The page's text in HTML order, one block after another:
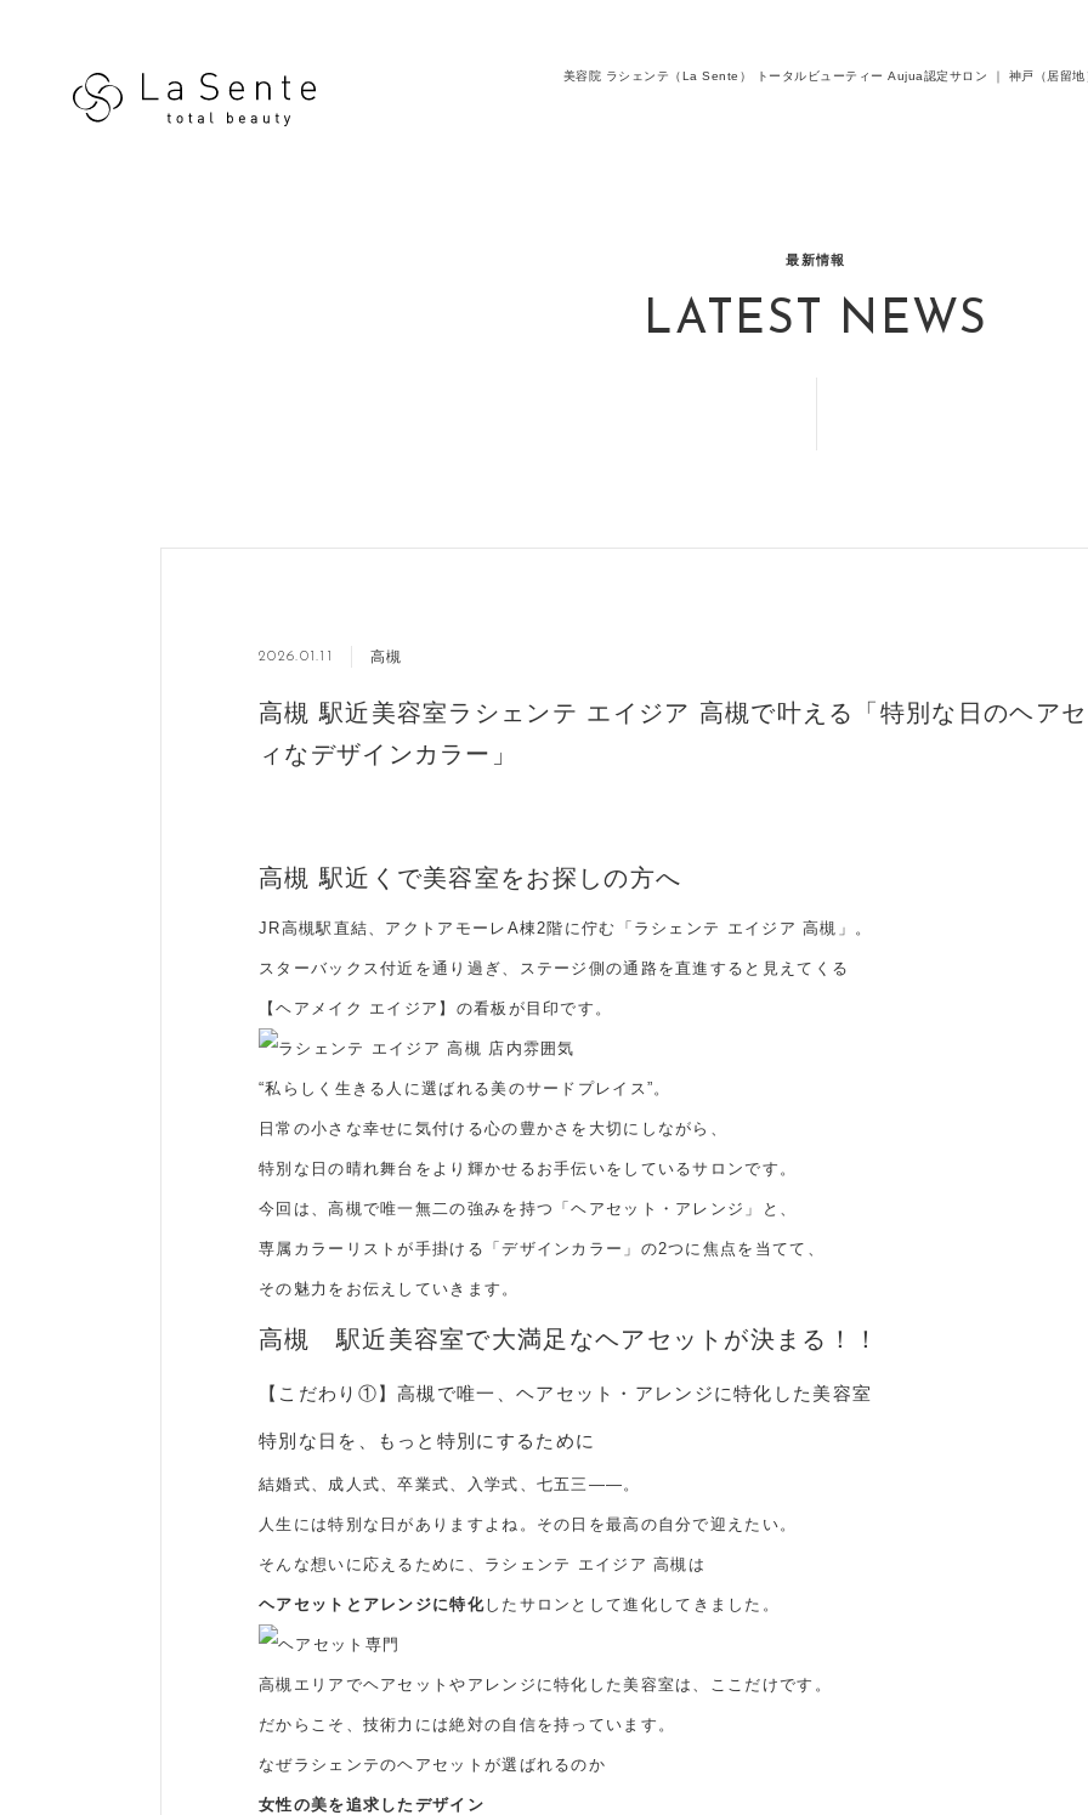
美容院 ラシェンテ（La Sente） トータルビューティー Aujua認定サロン ｜ 神戸（居留地
最新情報
LATEST NEWS
2026.01.11 高槻
高槻 駅近美容室ラシェンテ エイジア 高槻で叶える「特別な日のヘア
ィなデザインカラー」
高槻 駅近くで美容室をお探しの方へ
JR高槻駅直結、アクトアモーレA棟2階に佇む「ラシェンテ エイジア 高槻」。
スターバックス付近を通り過ぎ、ステージ側の通路を直進すると見えてくる
【ヘアメイク エイジア】の看板が目印です。
“私らしく生きる人に選ばれる美のサードプレイス”。
日常の小さな幸せに気付ける心の豊かさを大切にしながら、
特別な日の晴れ舞台をより輝かせるお手伝いをしているサロンです。
今回は、高槻で唯一無二の強みを持つ「ヘアセット・アレンジ」と、
専属カラーリストが手掛ける「デザインカラー」の2つに焦点を当てて、
その魅力をお伝えしていきます。
高槻 駅近美容室で大満足なヘアセットが決まる！！
【こだわり①】高槻で唯一、ヘアセット・アレンジに特化した美容室
特別な日を、もっと特別にするために
結婚式、成人式、卒業式、入学式、七五三——。
人生には特別な日がありますよね。その日を最高の自分で迎えたい。
そんな想いに応えるために、ラシェンテ エイジア 高槻は
ヘアセットとアレンジに特化したサロンとして進化してきました。
高槻エリアでヘアセットやアレンジに特化した美容室は、ここだけです。
だからこそ、技術力には絶対の自信を持っています。
なぜラシェンテのヘアセットが選ばれるのか
女性の美を追求したデザイン